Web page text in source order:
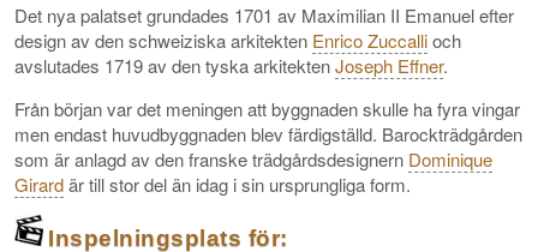
Det nya palatset grundades 1701 av Maximilian II Emanuel efter
design av den schweiziska arkitekten Enrico Zuccallioch
avslutades 1719 av den tyska arkitektenJoseph Effner.
Från början var det meningen att byggnaden skulle ha fyra vingar
men endast huvudbyggnaden blev färdigställd. Barockträdgården
som är anlagd av den franske trädgårdsdesignern Dominique
Girardär till stor del än idag i sin ursprungliga form.
Inspelningsplats för: